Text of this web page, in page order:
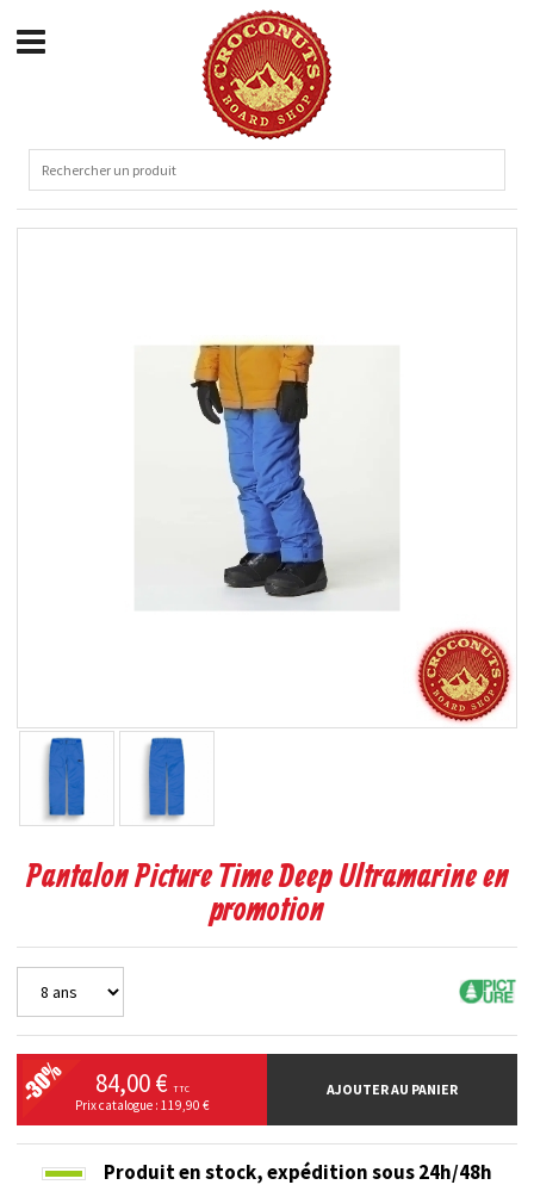
Pantalon Picture Time Deep Ultramarine en
promotion
84,00 € TTC
Prix catalogue : 119,90 €
AJOUTER AU PANIER
Produit en stock,expédition sous 24h/48h